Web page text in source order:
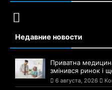
Недавние новости
Приватна
змінився ринок і
6 августа, 2026